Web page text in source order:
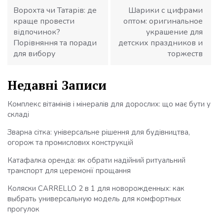
Ворохта чи Татарів: де
краще провести
відпочинок?
Порівняння та поради
для вибору
Шарики с цифрами
оптом: оригинальное
украшение для
детских праздников и
торжеств
Недавні Записи
Комплекс вітамінів і мінералів для дорослих: що має бути у
складі
Зварна сітка: універсальне рішення для будівництва,
огорож та промислових конструкцій
Катафалка оренда: як обрати надійний ритуальний
транспорт для церемонії прощання
Коляски CARRELLO 2 в 1 для новорожденных: как
выбрать универсальную модель для комфортных
прогулок